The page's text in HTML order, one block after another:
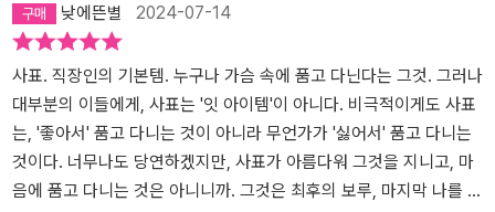
낮에뜬별 2024-07-14
사표. 직장인의 기본템. 누구나 가슴 속에 품고 다닌다는 그것. 그러나
대부분의 이들에게, 사표는 '잇 아이템'이 아니다. 비극적이게도 사표
는, '좋아서' 품고 다니는 것이 아니라 무언가가 '싫어서' 품고 다니는
것이다. 너무나도 당연하겠지만, 사표가 아름다워 그것을 지니고, 마
음에 품고 다니는 것은 아니니까. 그것은 최후의 보루, 마지막 나를 지